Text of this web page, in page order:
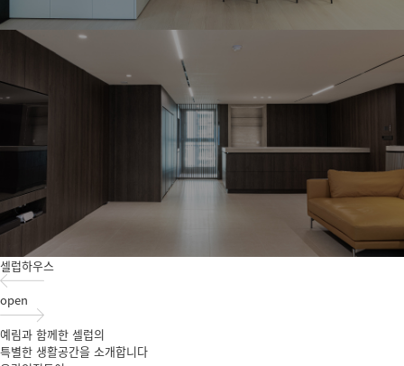
셀럽하우스
open
예림과 함께한 셀럽의
특별한 생활공간을 소개합니다